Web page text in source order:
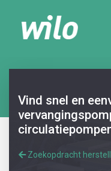
Vind snel en
Zoekopdracht